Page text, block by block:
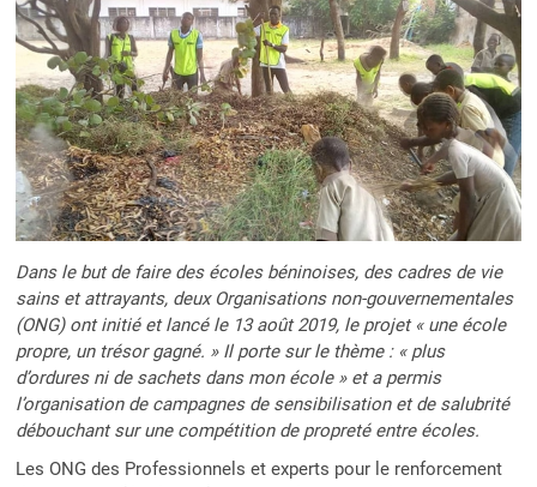
Dans le but de faire des écoles béninoises, des cadres de vie
sains et attrayants, deux Organisations non-gouvernementales
(ONG) ont initié et lancé le 13 août 2019, le projet « une école
propre, un trésor gagné. » Il porte sur le thème : « plus
d’ordures ni de sachets dans mon école » et a permis
l’organisation de campagnes de sensibilisation et de salubrité
débouchant sur une compétition de propreté entre écoles.
Les ONG des Professionnels et experts pour le renforcement